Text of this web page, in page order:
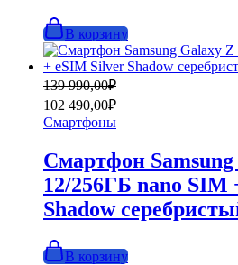
В корзину
139 990,00₽
Первоначальная
цена
составляла
139
102 490,00₽
Текущая
цена:
102
490,00₽.
Смартфоны
Смартфон
12/256ГБ nano SIM
Shadow
В корзину